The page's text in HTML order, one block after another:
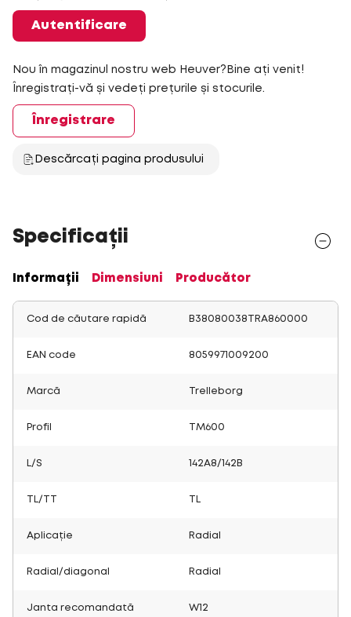
Autentificare
Nou în magazinul nostru web Heuver?Bine ați venit!
Înregistrați-vă și vedeți prețurile și stocurile.
Înregistrare
Descărcați pagina produsului
Specificații
Informații Dimensiuni Producător
Cod de căutare rapidă B38080038TRA860000
EAN code 8059971009200
Marcă Trelleborg
Profil TM600
L/S 142A8/142B
TL/TT
Aplicație Radial
Radial/diagonal Radial
Janta recomandată W12